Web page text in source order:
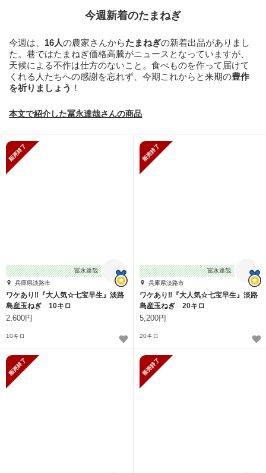
今週新着のたまねぎ
今週は、 16人の農家さんからたまねぎの新着出品がありまし
た。巷ではたまねぎ価格高騰がニュースとなっていますが、
天候による不作は仕方のないこと。食べものを作って届けて
くれる人たちへの感謝を忘れず、今期これからと来期の豊作
を祈りましょう ！
本文で紹介した冨永達哉さんの商品
冨永達哉
兵庫県淡路市
ワケあり‼️『大人気☆七宝早生』淡路
島産玉ねぎ 10キロ
2,600円
10キロ
冨永達哉
兵庫県淡路市
ワケあり‼️『大人気☆七宝早生』淡路
島産玉ねぎ 20キロ
5,200円
20キロ